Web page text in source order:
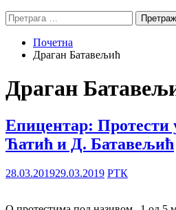
Претрага
за:
Почетна
Драган Батавељић
Драган
Епицентар: Протести
Ћатић и Д. Батавељић
28.03.201929.03.2019 РТК